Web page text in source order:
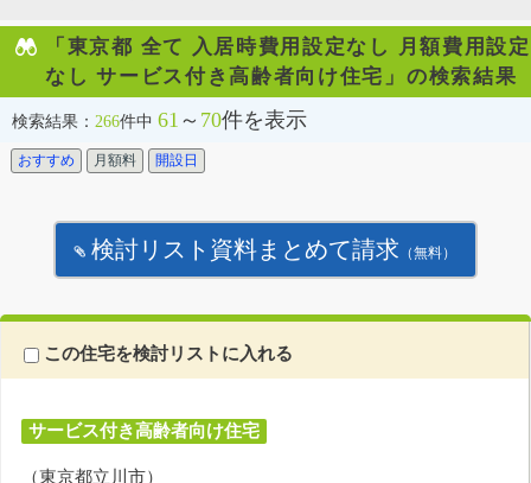
「東京都 全て 入居時費用設定なし 月額費用設定
なし サービス付き高齢者向け住宅」の検索結果
検索結果： 266件中 61 ～ 70件を表示
おすすめ 月額料 開設日
検討リスト資料まとめて請求 （無料）
この住宅を検討リストに入れる
サービス付き高齢者向け住宅
（東京都立川市）